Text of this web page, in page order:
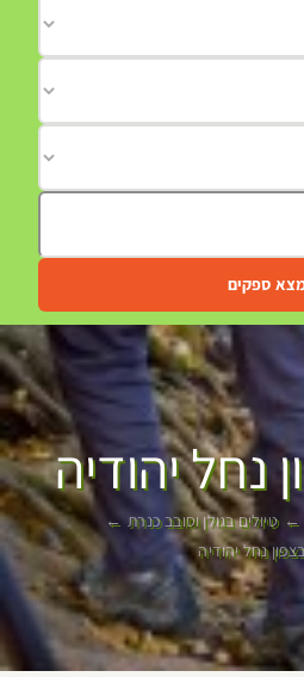
ספקים
נחל יהודיה
טיולים בגולן וסובב כנרת
נחל יהודיה